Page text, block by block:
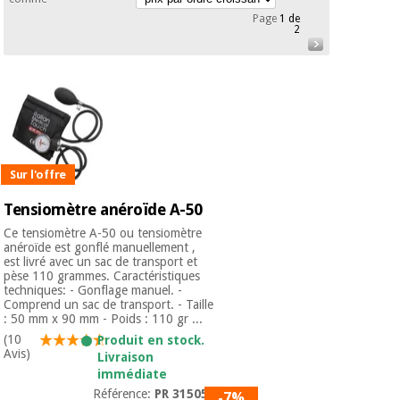
Outlet
Académie
Tech
Fisaude
équipement
chinoise
Mobilier
clinique
Armoires
thérapeutiques
Matériel de
protection
essentiel
pour les
coronavirus
Offres
Outlet
Académie
Tech
Fisaude
équipement
médical
Médecine
traditionnelle
chinoise
Mobilier
clinique
Armoires
thérapeutiques
Page1 de
2
Sur l'offre
Tensiomètre anéroïde A-50
Ce tensiomètre A-50 ou tensiomètre
anéroïde est gonflé manuellement ,
est livré avec un sac de transport et
pèse 110 grammes. Caractéristiques
techniques: - Gonflage manuel. -
Comprend un sac de transport. - Taille
: 50 mm x 90 mm - Poids : 110 gr ...
(10
Avis)
Produit en stock.
Livraison
immédiate
Référence: PR 315050